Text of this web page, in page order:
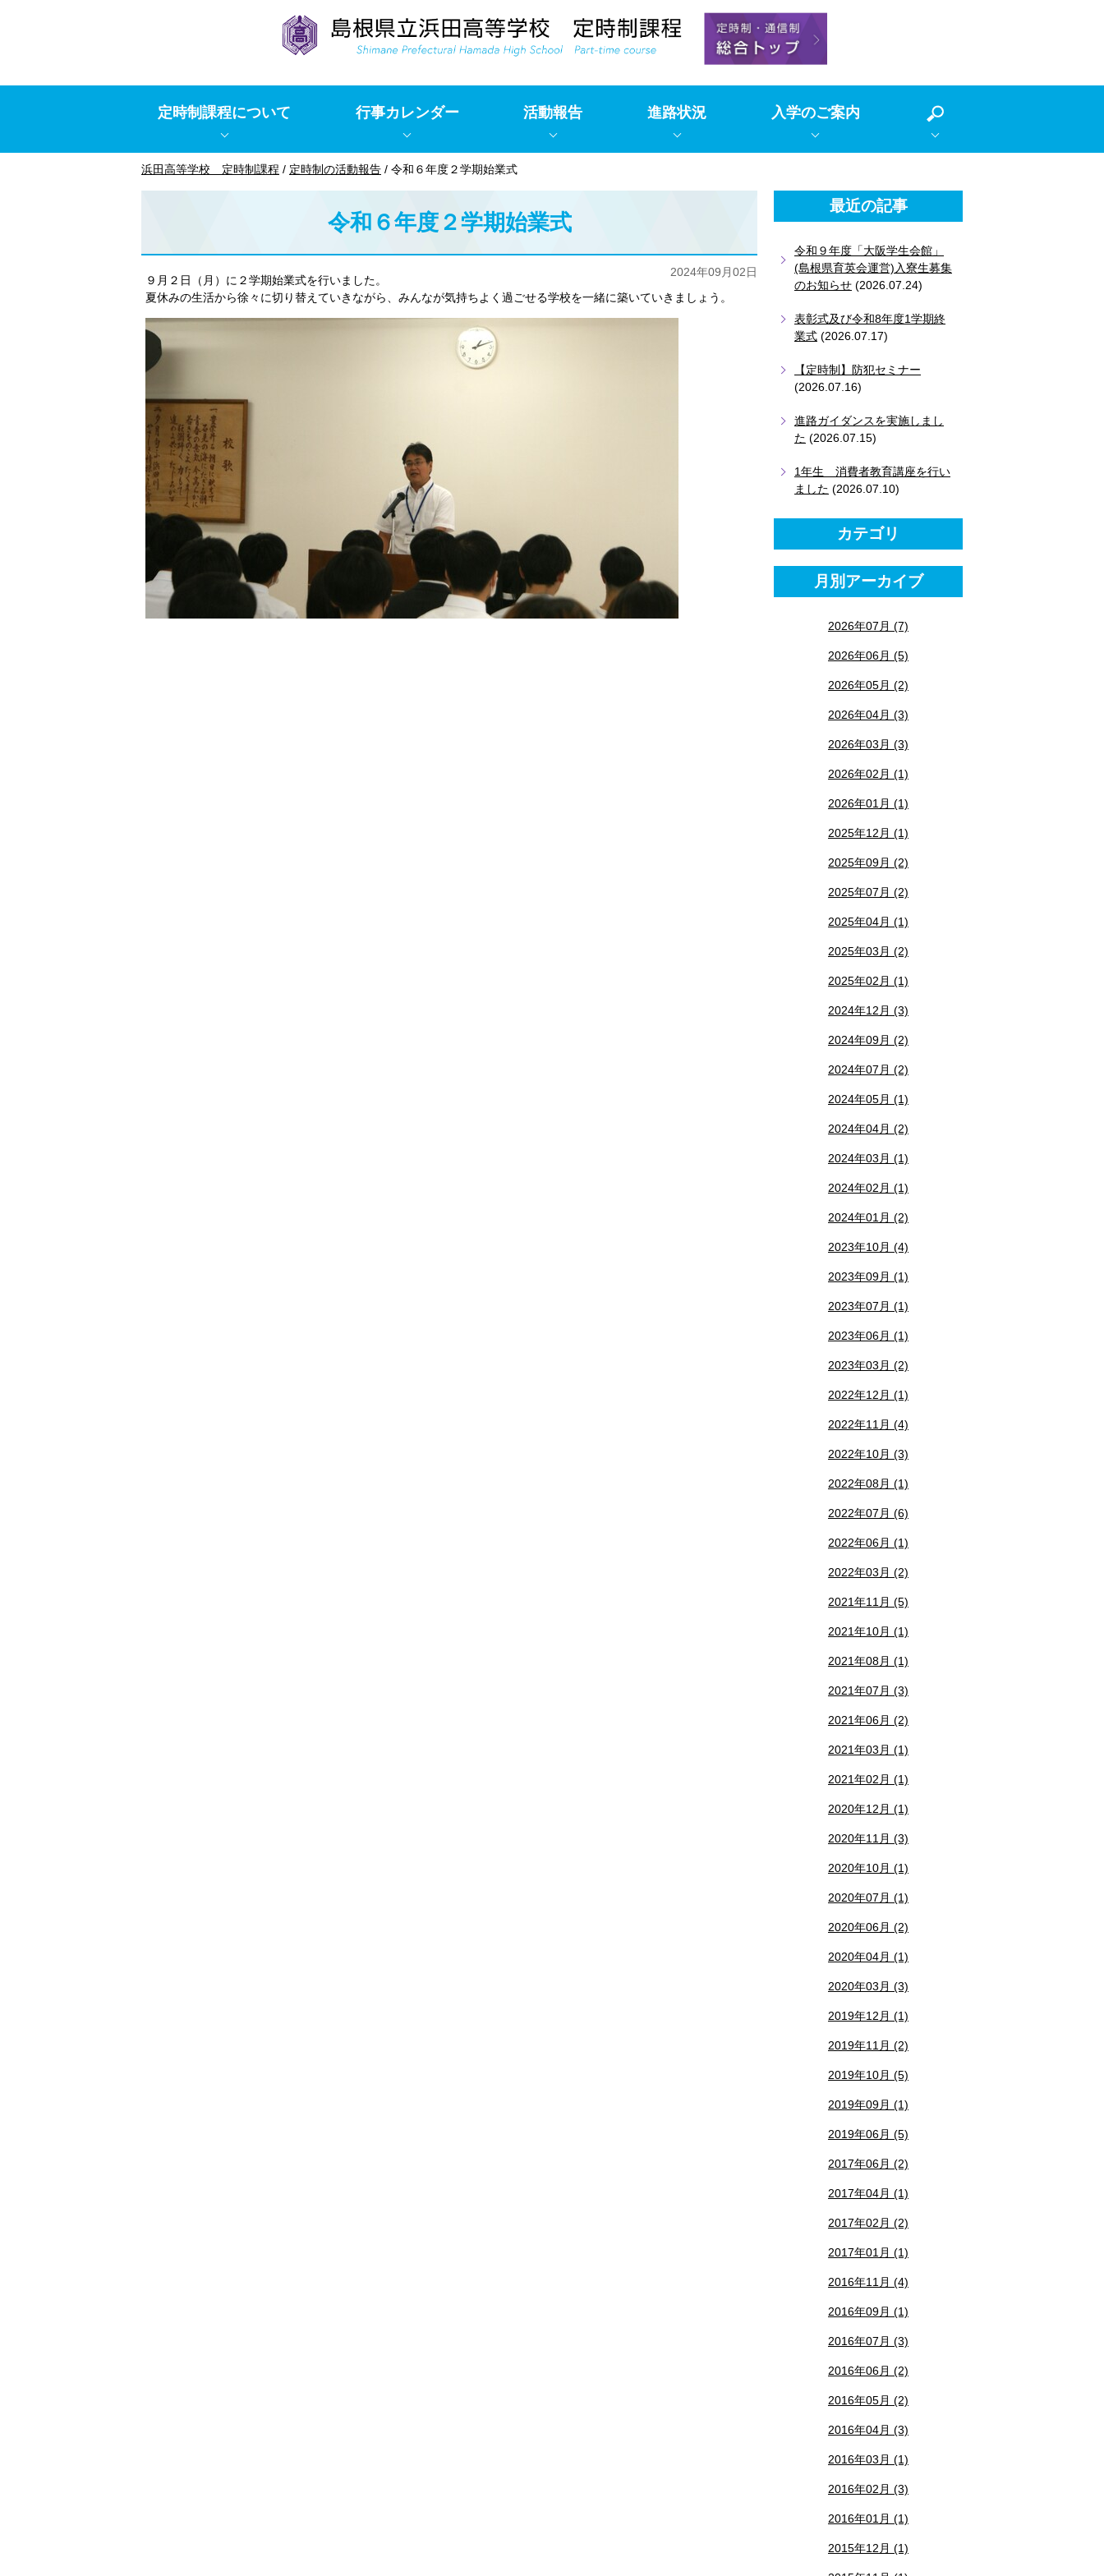
定時制課程について 行事カレンダー 活動報告 進路状況 入学のご案内
現
浜田高等学校 定時制課程 / 定時制の活動報告 / 令和６年度２学期始業式
令和６年度２学期始業式
2024年09月02日
９月２日（月）に２学期始業式を行いました。
夏休みの生活から徐々に切り替えていきながら、みんなが気持ちよく過ごせる学校を一緒に築いていきましょう。
最近の記事
令和９年度「大阪学生会館」
(島根県育英会運営)入寮生募集
のお知らせ (2026.07.24)
表彰式及び令和8年度1学期終
業式 (2026.07.17)
【定時制】防犯セミナー
(2026.07.16)
進路ガイダンスを実施しまし
た (2026.07.15)
1年生 消費者教育講座を行い
ました (2026.07.10)
カテゴリ
月別アーカイブ
2026年07月 (7)
2026年06月 (5)
2026年05月 (2)
2026年04月 (3)
2026年03月 (3)
2026年02月 (1)
2026年01月 (1)
2025年12月 (1)
2025年09月 (2)
2025年07月 (2)
2025年04月 (1)
2025年03月 (2)
2025年02月 (1)
2024年12月 (3)
2024年09月 (2)
2024年07月 (2)
2024年05月 (1)
2024年04月 (2)
2024年03月 (1)
2024年02月 (1)
2024年01月 (2)
2023年10月 (4)
2023年09月 (1)
2023年07月 (1)
2023年06月 (1)
2023年03月 (2)
2022年12月 (1)
2022年11月 (4)
2022年10月 (3)
2022年08月 (1)
2022年07月 (6)
2022年06月 (1)
2022年03月 (2)
2021年11月 (5)
2021年10月 (1)
2021年08月 (1)
2021年07月 (3)
2021年06月 (2)
2021年03月 (1)
2021年02月 (1)
2020年12月 (1)
2020年11月 (3)
2020年10月 (1)
2020年07月 (1)
2020年06月 (2)
2020年04月 (1)
2020年03月 (3)
2019年12月 (1)
2019年11月 (2)
2019年10月 (5)
2019年09月 (1)
2019年06月 (5)
2017年06月 (2)
2017年04月 (1)
2017年02月 (2)
2017年01月 (1)
2016年11月 (4)
2016年09月 (1)
2016年07月 (3)
2016年06月 (2)
2016年05月 (2)
2016年04月 (3)
2016年03月 (1)
2016年02月 (3)
2016年01月 (1)
2015年12月 (1)